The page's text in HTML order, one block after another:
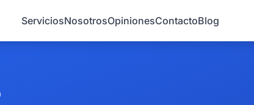
ServiciosNosotrosOpinionesContactoBlog